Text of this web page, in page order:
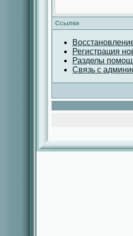
Ссылки
Регистрация
Разделы
Связь с